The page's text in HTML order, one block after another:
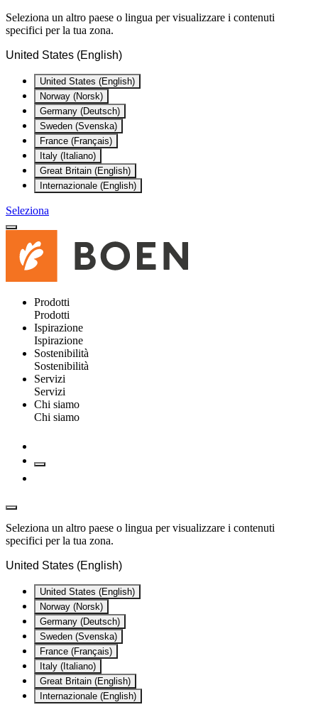
Seleziona un altro paese o lingua per visualizzare i contenuti
specifici per la tua zona.
United States (English)
United States (English)
Norway (Norsk)
Germany (Deutsch)
Sweden (Svenska)
France (Français)
Italy (Italiano)
Great Britain (English)
Internazionale (English)
Seleziona
Prodotti
Prodotti
Ispirazione
Ispirazione
Sostenibilità
Sostenibilità
Servizi
Servizi
Chi siamo
Chi siamo
Seleziona un altro paese o lingua per visualizzare i contenuti
specifici per la tua zona.
United States (English)
United States (English)
Norway (Norsk)
Germany (Deutsch)
Sweden (Svenska)
France (Français)
Italy (Italiano)
Great Britain (English)
Internazionale (English)